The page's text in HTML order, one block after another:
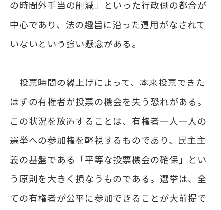
の時間外手当の削減」といった行政側の都合が
中心であり、法の趣旨に沿った運用がなされて
いないという強い懸念がある。
投票時間の繰上げによって、本来投票できた
はずの有権者が投票の機会を失う恐れがある。
この状況を放置することは、有権者一人一人の
選挙への参加権を軽視するものであり、民主主
義の基盤である「平等な投票機会の確保」とい
う原則を大きく損なうものである。選挙は、全
ての有権者が公平に参加できることが大前提で